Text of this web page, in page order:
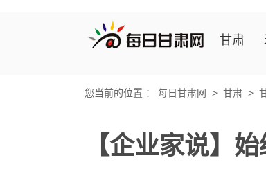
甘肃
您当前的位置 ： 每日甘肃网 > 甘肃 >
【企业家说】